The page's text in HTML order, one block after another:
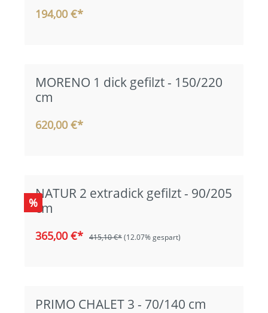
194,00 €*
MORENO 1 dick gefilzt - 150/220
cm
620,00 €*
%
NATUR 2 extradick gefilzt - 90/205
cm
365,00 €* 415,10 €*(12.07% gespart)
PRIMO CHALET 3 - 70/140 cm